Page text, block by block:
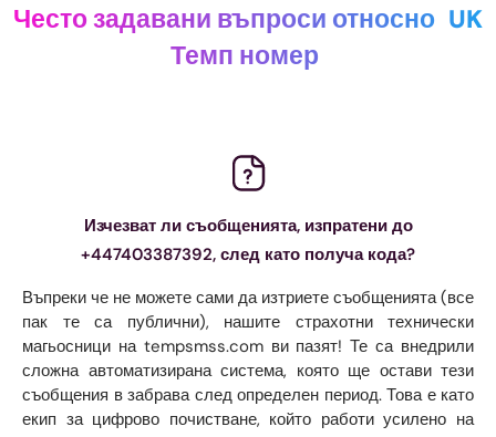
Често задавани въпроси относно UK
Темп номер
Изчезват ли съобщенията, изпратени до
+447403387392, след като получа кода?
Въпреки че не можете сами да изтриете съобщенията (все
пак те са публични), нашите страхотни технически
магьосници на tempsmss.com ви пазят! Те са внедрили
сложна автоматизирана система, която ще остави тези
съобщения в забрава след определен период. Това е като
екип за цифрово почистване, който работи усилено на